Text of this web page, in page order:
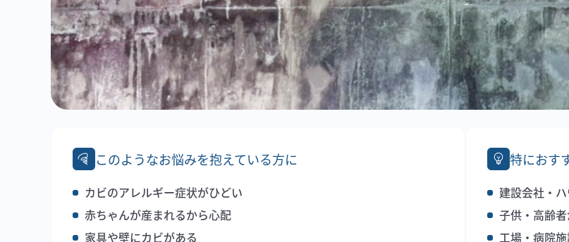
このようなお悩みを抱えている方に
カビのアレルギー症状がひどい
赤ちゃんが産まれるから心配
家具や壁にカビがある
特におす
建設会社・
子供・高齢
工場・病院